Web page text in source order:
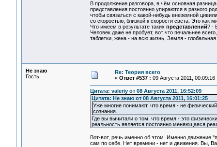
В продолжение разговора, в чём основная
представления постоянно упираются в разного
чтобы связаться с какой-нибудь внеземной
со скоростью, близкой к скорости света. Это
Что имеем в результате таких представлений? -
Человек даже не пробует, вот что печальнее
таблетки, жена - на всю жизнь, Земля -
Не знаю
Гость
Re: Теория всего
« Ответ #537 : 09 Августа 2011, 00:09:16
Цитата: valeriy от 08 Августа 2011, 16:52:09
Цитата: Не знаю от 08 Августа 2011, 16:01:25
Уже многие понимают, что время - не
сознания.
Где вы вычитали о том, что время - это
реальность является постоянно меняющаяся
Вот-вот, речь именно об этом. Именно движение
сам по себе. Нет времени - нет и движения. Вы,